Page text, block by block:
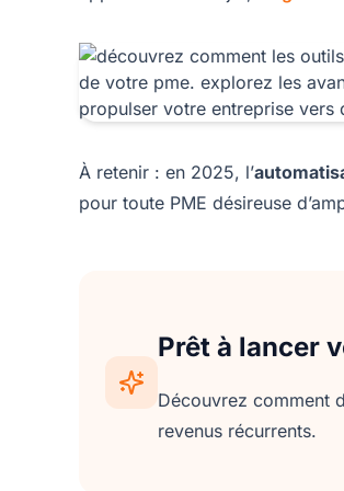
À retenir : en 2025, l’
pour toute PME désireuse
Prêt à lancer
Découvrez comment
revenus récurrents.